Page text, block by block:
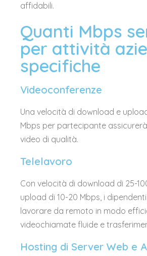
affidabili.
Quanti Mbps
per attività
specifiche
Videoconferenze
Una velocità di download e
Mbps per partecipante
video di qualità.
Telelavoro
Con velocità di download di 25-
upload di 10-20 Mbps, i
lavorare da remoto in modo
videochiamate fluide e
Hosting di Server Web e